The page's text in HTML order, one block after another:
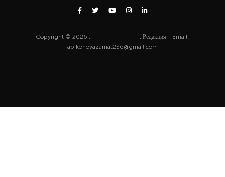
Copyright © 2026 .
. Редакция - Email:
abikenovazamat256@gmail.com